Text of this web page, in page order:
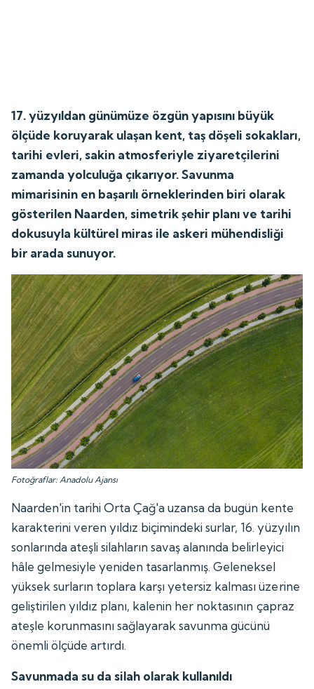
17. yüzyıldan günümüze özgün yapısını büyük
ölçüde koruyarak ulaşan kent, taş döşeli sokakları,
tarihi evleri, sakin atmosferiyle ziyaretçilerini
zamanda yolculuğa çıkarıyor. Savunma
mimarisinin en başarılı örneklerinden biri olarak
gösterilen Naarden, simetrik şehir planı ve tarihi
dokusuyla kültürel miras ile askeri mühendisliği
bir arada sunuyor.
Fotoğraflar: Anadolu Ajansı
Naarden'in tarihi Orta Çağ'a uzansa da bugün kente
karakterini veren yıldız biçimindeki surlar, 16. yüzyılın
sonlarında ateşli silahların savaş alanında belirleyici
hâle gelmesiyle yeniden tasarlanmış. Geleneksel
yüksek surların toplara karşı yetersiz kalması üzerine
geliştirilen yıldız planı, kalenin her noktasının çapraz
ateşle korunmasını sağlayarak savunma gücünü
önemli ölçüde artırdı.
Savunmada su da silah olarak kullanıldı